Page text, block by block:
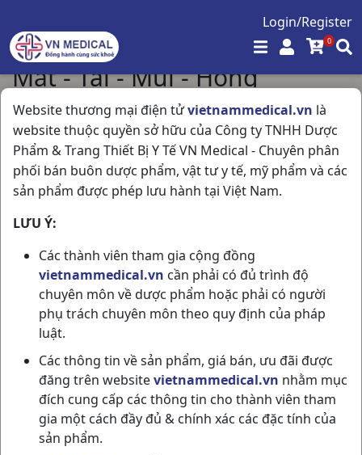
Login/Register
0
Website thương mại điện tửvietnammedical.vn là
website thuộc quyền sở hữu của Công ty TNHH Dược
Phẩm & Trang Thiết Bị Y Tế VN Medical - Chuyên phân
phối bán buôn dược phẩm, vật tư y tế, mỹ phẩm và các
sản phẩm được phép lưu hành tại Việt Nam.
LƯU Ý:
Các thành viên tham gia cộng đồng
vietnammedical.vn cần phải có đủ trình độ
chuyên môn về dược phẩm hoặc phải có người
phụ trách chuyên môn theo quy định của pháp
luật.
Các thông tin về sản phẩm, giá bán, ưu đãi được
đăng trên websitevietnammedical.vn nhằm mục
đích cung cấp các thông tin cho thành viên tham
gia một cách đầy đủ & chính xác các đặc tính của
sản phẩm.
Mắt - Tai - Mũi - Họng
Trang chủ / Mắt - Tai - Mũi - Họng
Hiển thị 36 / 164 sản phẩm
Fysoline Hypertonique
Solution H20 Ống
Gifrer
V. Rohto Antibacteria
C13ml